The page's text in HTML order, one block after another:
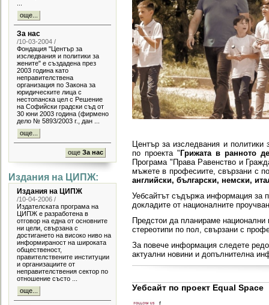
още...
За нас
/10-03-2004 /
Фондация "Център за
изследвания и политики за
жените" е създадена през
2003 година като
неправителствена
организация по Закона за
юридическите лица с
нестопанска цел с Решение
на Софийски градски съд от
30 юни 2003 година (фирмено
дело № 5893/2003 г., дан ...
още...
още За нас
Издания на ЦИПЖ:
Издания на ЦИПЖ
/10-04-2006 /
Издателската програма на
ЦИПЖ е разработена в
отговор на една от основните
ни цели, свързана с
достигането на високо ниво на
информираност на широката
общественост,
правителствените институции
и организациите от
неправителствения сектор пo
отношение състо ...
още...
Център за изследвания и
по проекта " Грижата в ранното
Програма "Права Равенство и
мъжете в професиите, свързани с
английски, български, немски,
Уебсайтът съдържа информация за
докладите от националните
Предстои да планираме национални
стереотипи по пол, свързани с
За повече информация следете
актуални новини и допълнителна
Уебсайт по проект Equal Space